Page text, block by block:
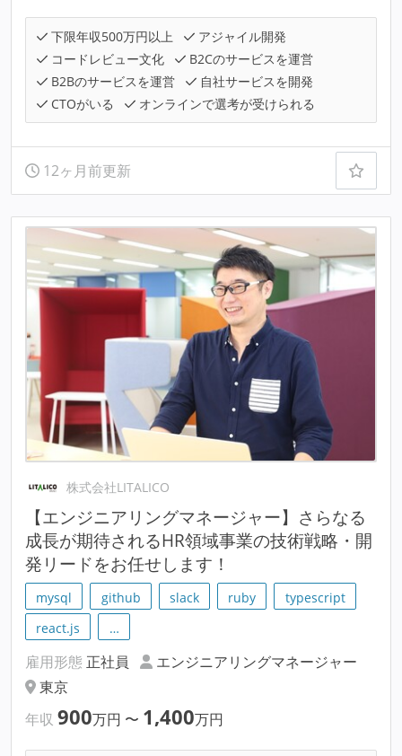
下限年収500万円以上
アジャイル開発
コードレビュー文化
B2Cのサービスを運営
B2Bのサービスを運営
自社サービスを開発
CTOがいる
オンラインで選考が受けられる
12ヶ月前更新
株式会社LITALICO
【エンジニアリングマネージャー】さらなる
成長が期待されるHR領域事業の技術戦略・開
発リードをお任せします！
mysql github slack ruby
typescript
react.js
…
雇用形態 正社員
エンジニアリングマネージャー
東京
年収 900万円 〜 1,400万円